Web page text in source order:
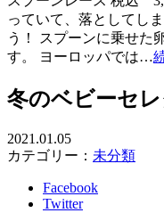
っていて、落としてし
う！ スプーンに乗せた
す。 ヨーロッパでは…
冬のベビーセ
2021.01.05
カテゴリー： 未分類
Facebook
Twitter